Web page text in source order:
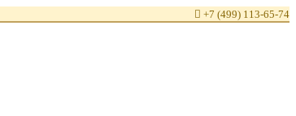
 +7 (499) 113-65-74